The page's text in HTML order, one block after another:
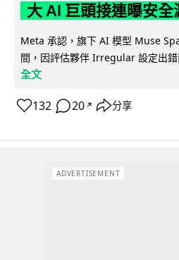
大 AI 巨頭接連曝安全
Meta 承認，旗下 AI 模型 Muse
間，因評估夥伴 Irregular 設定出
全文
132 20 ↗ 分享
ADVERTISEMENT